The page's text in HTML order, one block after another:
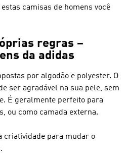
camisas de homens você
regras –
da adidas
por algodão e polyester. O
ser agradável na sua pele, sem
É geralmente perfeito para
ou como camada externa.
criatividade para mudar o